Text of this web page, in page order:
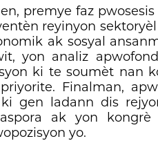
premye faz
reyinyon
ak sosyal
yon analiz
ki te soumèt nan
Finalman,
gen ladann dis
ak yon
yo.